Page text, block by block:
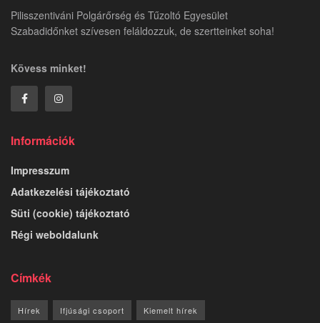
Pilisszentiváni Polgárőrség és Tűzoltó Egyesület
Szabadidőnket szívesen feláldozzuk, de szertteinket soha!
Kövess minket!
Információk
Impresszum
Adatkezelési tájékoztató
Süti (cookie) tájékoztató
Régi weboldalunk
Címkék
Hírek Ifjúsági csoport Kiemelt hírek